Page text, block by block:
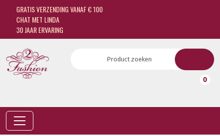
GRATIS VERZENDING VANAF € 100
CHAT MET LINDA
30 JAAR ERVARING
0